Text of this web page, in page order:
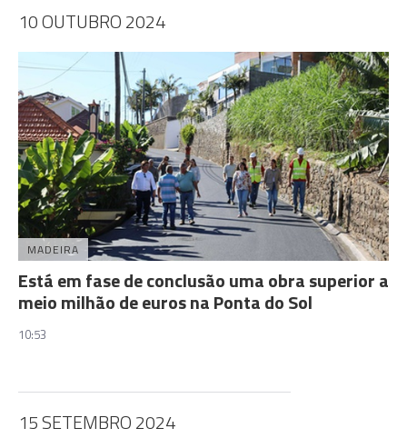
10 OUTUBRO 2024
MADEIRA
Está em fase de conclusão uma obra superior a
meio milhão de euros na Ponta do Sol
10:53
15 SETEMBRO 2024